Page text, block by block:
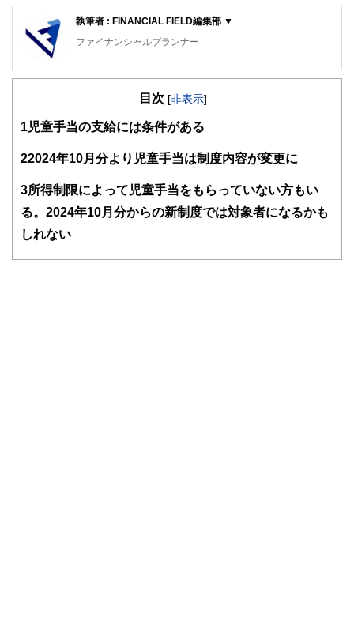
執筆者 : FINANCIAL FIELD編集部 ▼
ファイナンシャルプランナー
FinancialField編集部は、金融、経済に関する記事を、日々
知識がない方でも理解できるようわかりやすく発信していま
得者を中心に「お金や暮らし」に関する書籍・雑誌の編集経
験者で構成され、企画立案から記事掲載まですべての工程に
FinancialFieldの特徴は、ファイナンシャルプランナー、弁
護士、税理士、宅地建物取引士、相続診断士、住宅ローンア
目次 [非表示]
1 児童手当の支給には条件がある
22024年10月分より児童手当は制度内容が変更に
3所得制限によって児童手当をもらっていない方もい
る。2024年10月分からの新制度では対象者になるかも
しれない